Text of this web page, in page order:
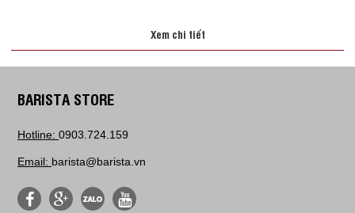
Xem chi tiết
BARISTA STORE
Hotline: 0903.724.159
Email: barista@barista.vn